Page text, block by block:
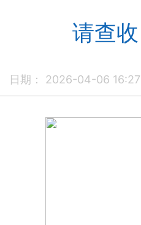
请查
日期： 2026-04-06 16:27